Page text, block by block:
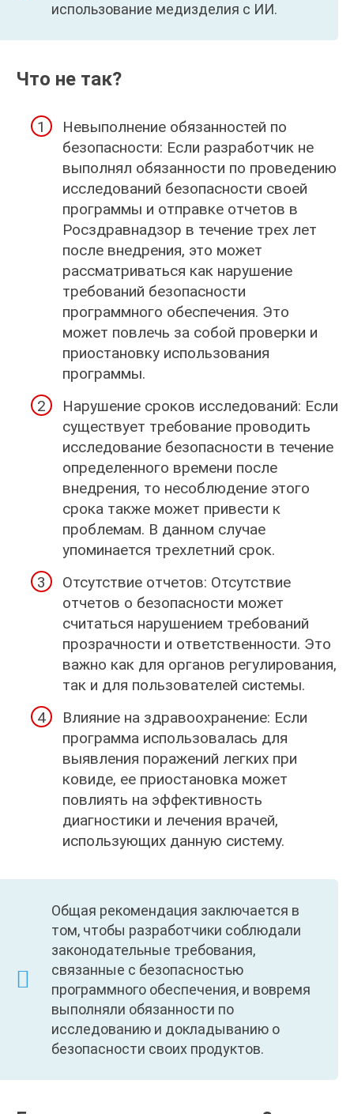
использование медизделия с ИИ.
Что не так?
Невыполнение обязанностей по
безопасности: Если разработчик не
выполнял обязанности по проведению
исследований безопасности своей
программы и отправке отчетов в
Росздравнадзор в течение трех лет
после внедрения, это может
рассматриваться как нарушение
требований безопасности
программного обеспечения. Это
может повлечь за собой проверки и
приостановку использования
программы.
Нарушение сроков исследований: Если
существует требование проводить
исследование безопасности в течение
определенного времени после
внедрения, то несоблюдение этого
срока также может привести к
проблемам. В данном случае
упоминается трехлетний срок.
Отсутствие отчетов: Отсутствие
отчетов о безопасности может
считаться нарушением требований
прозрачности и ответственности. Это
важно как для органов регулирования,
так и для пользователей системы.
Влияние на здравоохранение: Если
программа использовалась для
выявления поражений легких при
ковиде, ее приостановка может
повлиять на эффективность
диагностики и лечения врачей,
использующих данную систему.
Общая рекомендация заключается в
том, чтобы разработчики соблюдали
законодательные требования,
связанные с безопасностью
программного обеспечения, и вовремя
выполняли обязанности по
исследованию и докладыванию о
безопасности своих продуктов.